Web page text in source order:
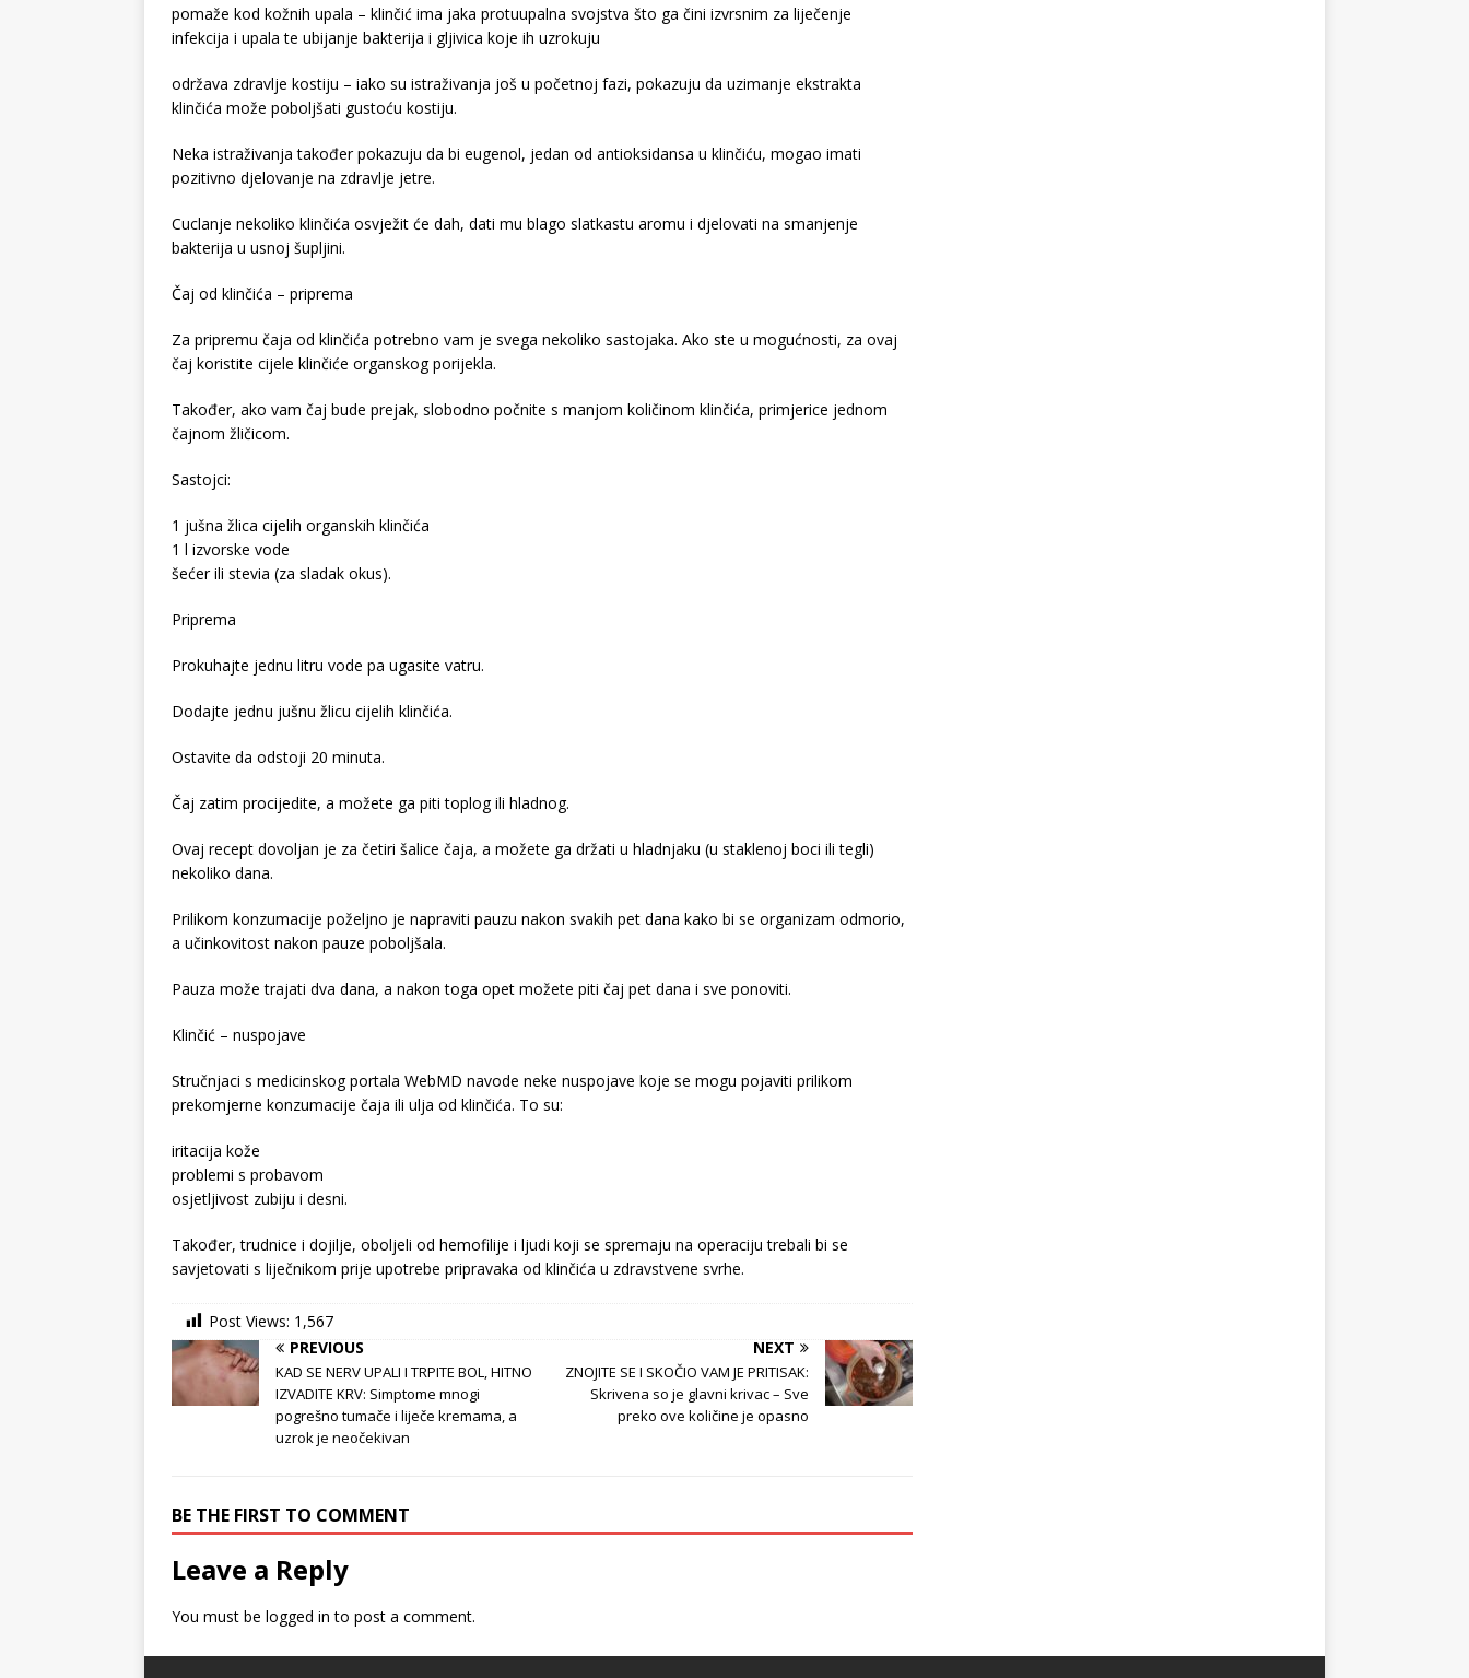
pomaže kod kožnih upala – klinčić ima jaka protuupalna svojstva što ga čini izvrsnim za liječenje
infekcija i upala te ubijanje bakterija i gljivica koje ih uzrokuju
održava zdravlje kostiju – iako su istraživanja još u početnoj fazi, pokazuju da uzimanje ekstrakta
klinčića može poboljšati gustoću kostiju.
Neka istraživanja također pokazuju da bi eugenol, jedan od antioksidansa u klinčiću, mogao imati
pozitivno djelovanje na zdravlje jetre.
Cuclanje nekoliko klinčića osvježit će dah, dati mu blago slatkastu aromu i djelovati na smanjenje
bakterija u usnoj šupljini.
Čaj od klinčića – priprema
Za pripremu čaja od klinčića potrebno vam je svega nekoliko sastojaka. Ako ste u mogućnosti, za ovaj
čaj koristite cijele klinčiće organskog porijekla.
Također, ako vam čaj bude prejak, slobodno počnite s manjom količinom klinčića, primjerice jednom
čajnom žličicom.
Sastojci:
1 jušna žlica cijelih organskih klinčića
1 l izvorske vode
šećer ili stevia (za sladak okus).
Priprema
Prokuhajte jednu litru vode pa ugasite vatru.
Dodajte jednu jušnu žlicu cijelih klinčića.
Ostavite da odstoji 20 minuta.
Čaj zatim procijedite, a možete ga piti toplog ili hladnog.
Ovaj recept dovoljan je za četiri šalice čaja, a možete ga držati u hladnjaku (u staklenoj boci ili tegli)
nekoliko dana.
Prilikom konzumacije poželjno je napraviti pauzu nakon svakih pet dana kako bi se organizam odmorio,
a učinkovitost nakon pauze poboljšala.
Pauza može trajati dva dana, a nakon toga opet možete piti čaj pet dana i sve ponoviti.
Klinčić – nuspojave
Stručnjaci s medicinskog portala WebMD navode neke nuspojave koje se mogu pojaviti prilikom
prekomjerne konzumacije čaja ili ulja od klinčića. To su:
iritacija kože
problemi s probavom
osjetljivost zubiju i desni.
Također, trudnice i dojilje, oboljeli od hemofilije i ljudi koji se spremaju na operaciju trebali bi se
savjetovati s liječnikom prije upotrebe pripravaka od klinčića u zdravstvene svrhe.
Post Views: 1,567
PREVIOUS
KAD SE NERV UPALI I TRPITE BOL, HITNO
IZVADITE KRV: Simptome mnogi
pogrešno tumače i liječe kremama, a
uzrok je neočekivan
NEXT
ZNOJITE SE I SKOČIO VAM JE PRITISAK:
Skrivena so je glavni krivac – Sve
preko ove količine je opasno
BE THE FIRST TO COMMENT
Leave a Reply
You must be logged in to post a comment.